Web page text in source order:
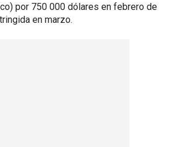
por 750 000 dólares en febrero de
en marzo.